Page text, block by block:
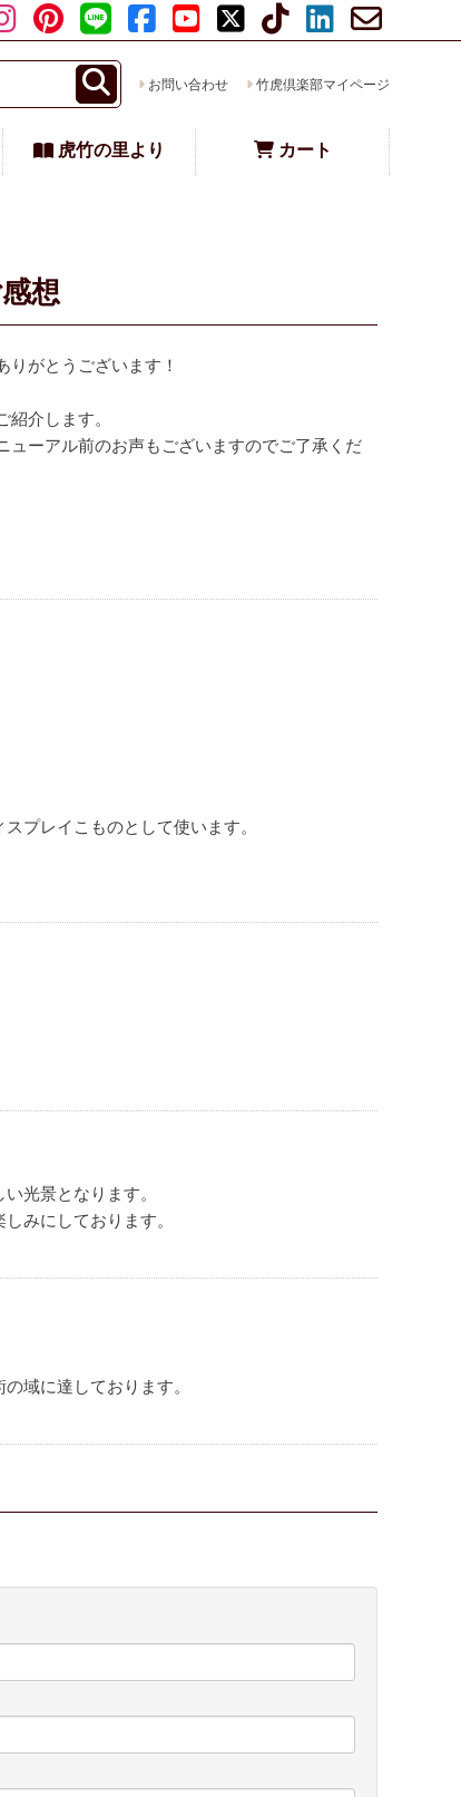
お問い合わせ 竹虎倶楽部マイページ
虎竹の里より カート
想
がとうございます！
介します。
ーアル前のお声もございますのでご了承くだ
プレイこものとして使います。
光景となります。
みにしております。
域に達しております。